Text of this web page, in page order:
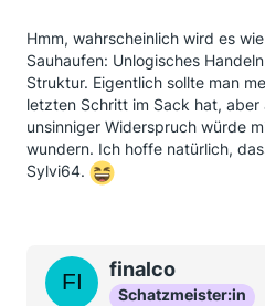
Hmm, wahrscheinlich wird es
Sauhaufen: Unlogisches
Struktur. Eigentlich sollte man
letzten Schritt im Sack hat,
unsinniger Widerspruch würde
wundern. Ich hoffe natürlich,
Sylvi64.
finalco
Schatzmeister:in